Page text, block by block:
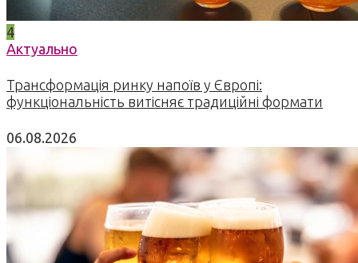
4
Актуально
Трансформація ринку напоїв у Європі:
функціональність витісняє традиційні формати
06.08.2026